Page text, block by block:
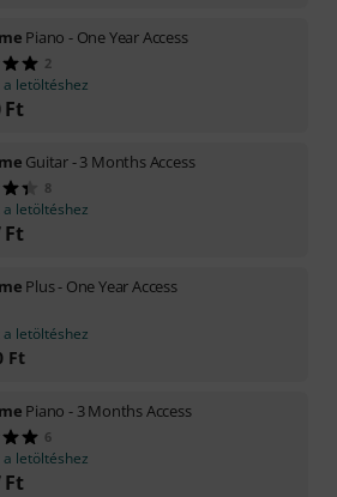
Piano - One Year Access
2
a letöltéshez
Ft
Guitar - 3 Months Access
8
a letöltéshez
Ft
Plus - One Year Access
a letöltéshez
Ft
Piano - 3 Months Access
6
a letöltéshez
Ft